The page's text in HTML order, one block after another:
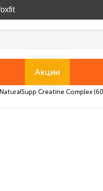
Акции
NaturalSupp Creatine Complex